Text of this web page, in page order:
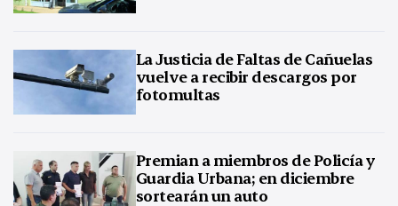
La Justicia de Faltas de Cañuelas
vuelve a recibir descargos por
fotomultas
Premian a miembros de Policía y
Guardia Urbana; en diciembre
sortearán un auto